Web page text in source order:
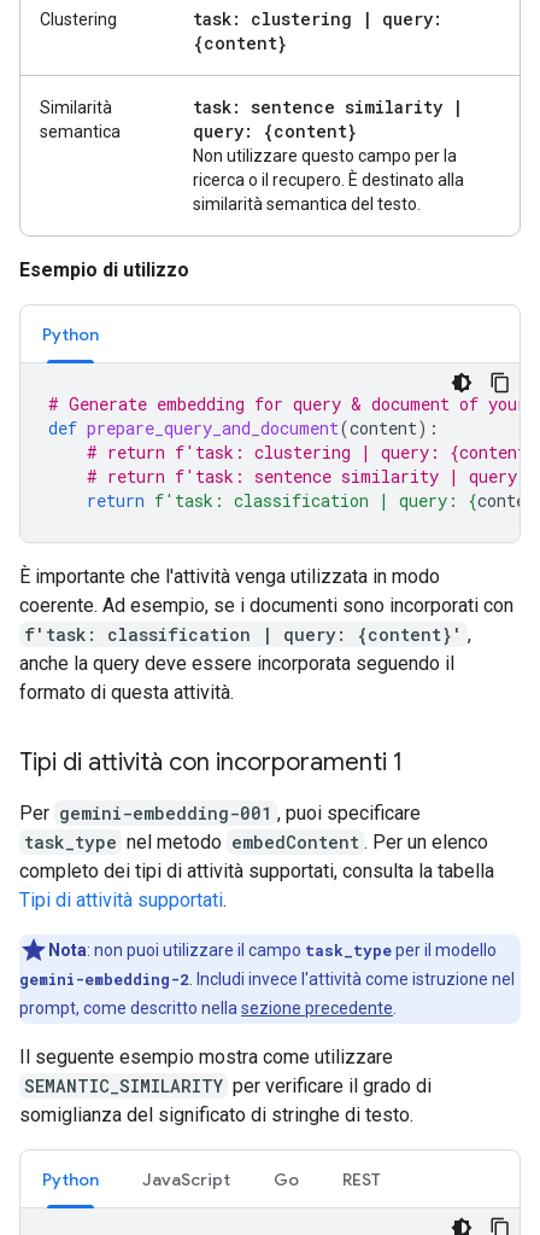
Clustering task: clustering |
query:
{content}
Similarità
semantica
task: sentence similarity
|
query: {content}
Non utilizzare questo campo per la
ricerca o il recupero. È destinato alla
similarità semantica del testo.
Esempio di utilizzo
Python
# Generate embedding for query & document of your
def prepare_query_and_document(content):
# return f'task: clustering | query:
# return f'task: sentence similarity | query:
return f'task: classification | query: {
È importante che l'attività venga utilizzata in modo
coerente. Ad esempio, se i documenti sono incorporati con
f'task: classification | query: {content}' ,
anche la query deve essere incorporata seguendo il
formato di questa attività.
Tipi di attività con incorporamenti 1
Per gemini-embedding-001 , puoi specificare
task_type nel metodo embedContent . Per un elenco
completo dei tipi di attività supportati, consulta la tabella
Tipi di attività supportati.
Nota: non puoi utilizzare il campo task_typeper il modello
gemini-embedding-2 . Includi invece l'attività come istruzione nel
prompt, come descritto nella sezione precedente
Il seguente esempio mostra come utilizzare
SEMANTIC_SIMILARITY per verificare il grado di
somiglianza del significato di stringhe di testo.
Python JavaScript Go REST